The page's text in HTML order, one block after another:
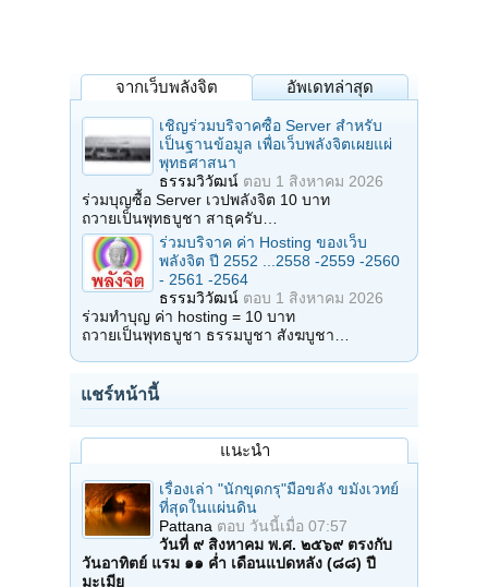
จากเว็บพลังจิต อัพเดทล่าสุด
เชิญร่วมบริจาคซื้อ Server สำหรับ
เป็นฐานข้อมูล เพื่อเว็บพลังจิตเผยแผ่
พุทธศาสนา
ธรรมวิวัฒน์ ตอบ 1 สิงหาคม 2026
ร่วมบุญซื้อ Server เวปพลังจิต 10 บาท
ถวายเป็นพุทธบูชา สาธุครับ…
ร่วมบริจาค ค่า Hosting ของเว็บ
พลังจิต ปี 2552 ...2558 -2559 -2560
- 2561 -2564
ธรรมวิวัฒน์ ตอบ 1 สิงหาคม 2026
ร่วมทำบุญ ค่า hosting = 10 บาท
ถวายเป็นพุทธบูชา ธรรมบูชา สังฆบูชา…
แชร์หน้านี้
แนะนำ
เรื่องเล่า "นักขุดกรุ"มือขลัง ขมังเวทย์
ที่สุดในแผ่นดิน
Pattana ตอบ วันนี้เมื่อ 07:57
วันที่ ๙ สิงหาคม พ.ศ. ๒๕๖๙ ตรงกับ
วันอาทิตย์ แรม ๑๑ ค่ำ เดือนแปดหลัง (๘๘) ปี
มะเมีย